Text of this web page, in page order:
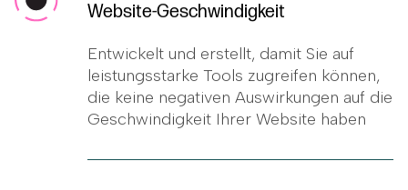
Website-Geschwindigkeit
Entwickelt und erstellt, damit Sie auf
leistungsstarke Tools zugreifen können,
die keine negativen Auswirkungen auf die
Geschwindigkeit Ihrer Website haben